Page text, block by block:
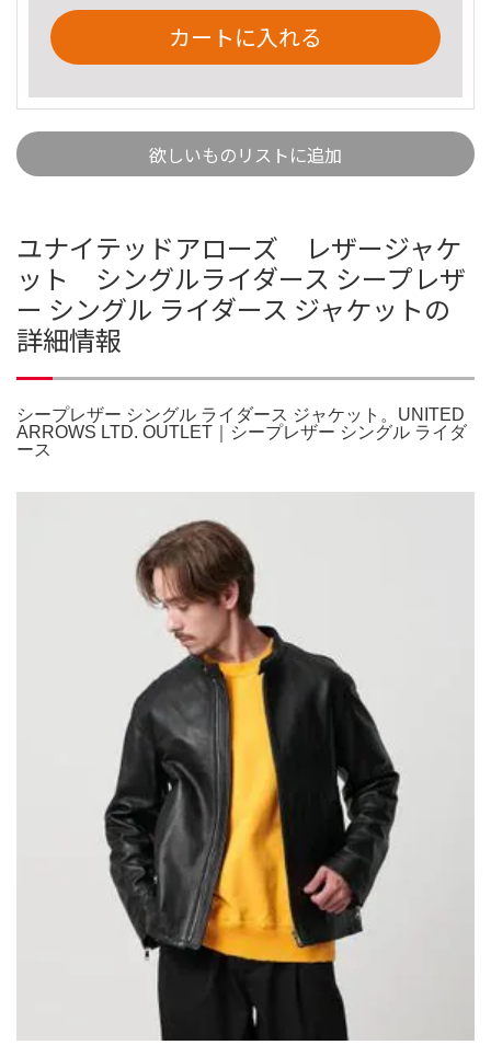
カートに入れる
欲しいものリストに追加
ユナイテッドアローズ レザージャケ
ット シングルライダース シープレザ
ー シングル ライダース ジャケットの
詳細情報
シープレザー シングル ライダース ジャケット。UNITED
ARROWS LTD. OUTLET｜シープレザー シングル ライダ
ース